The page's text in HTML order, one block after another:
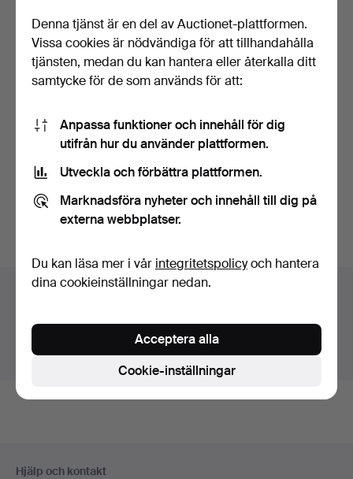
VAS, MODERN LALIQUE
”ORCHIDEE”, ETSADE
Klubbades 22 dec 2025
30 bud
Utvalt
Bevaka sökning
Auktionsarkivet
Du söker i vårt arkiv över avslutade auktioner.
Visa pågående auktioner istället.
Hjälp och kontakt
Denna tjänst är en del av Auctionet-plattformen.
Vissa cookies är nödvändiga för att tillhandahålla
tjänsten, medan du kan hantera eller återkalla ditt
samtycke för de som används för att:
Anpassa funktioner och innehåll för dig
utifrån hur du använder plattformen.
Utveckla och förbättra plattformen.
Marknadsföra nyheter och innehåll till dig på
externa webbplatser.
Du kan läsa mer i vår integritetspolicyoch hantera
dina cookieinställningar nedan.
Cookie-inställningar
Acceptera alla